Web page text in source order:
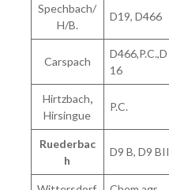
Spechbach/
H/B.
D19, D466
Carspach
D466,P.C.,D
16
Hirtzbach,
Hirsingue
P.C.
Ruederbac
h
D9 B, D9 BII